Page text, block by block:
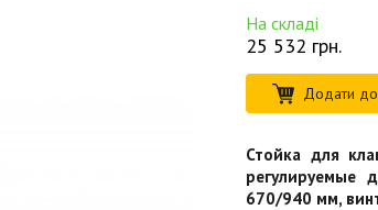
На складі
25 532 грн.
Додати
Стойка для
регулируемые
670/940 мм,